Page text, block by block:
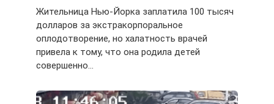
Жительница Нью-Йорка заплатила 100 тысяч
долларов за экстракорпоральное
оплодотворение, но халатность врачей
привела к тому, что она родила детей
совершенно…